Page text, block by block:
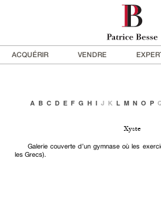
ACQUÉRIR VENDRE
A B C D E F G H I J K L M N O P
Xyste
Galerie couverte d’un gymnase où les
les Grecs).